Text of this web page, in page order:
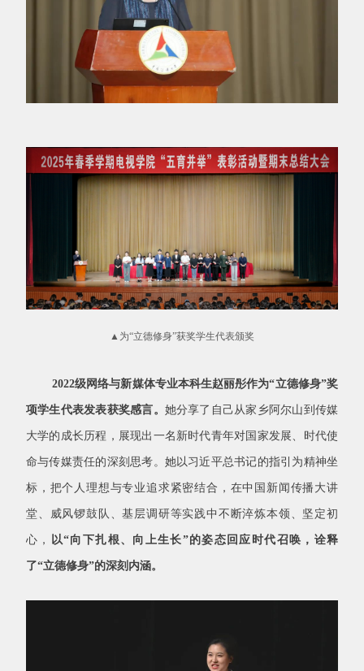
▲为“立德修身”获奖学生代表颁奖
2022级网络与新媒体专业本科生赵丽彤作为“立德修身”奖
项学生代表发表获奖感言。 她分享了自己从家乡阿尔山到传媒
大学的成长历程，展现出一名新时代青年对国家发展、时代使
命与传媒责任的深刻思考。她以习近平总书记的指引为精神坐
标，把个人理想与专业追求紧密结合，在中国新闻传播大讲
堂、威风锣鼓队、基层调研等实践中不断淬炼本领、坚定初
心， 以“向下扎根、向上生长”的姿态回应时代召唤，诠释
了“立德修身”的深刻内涵。